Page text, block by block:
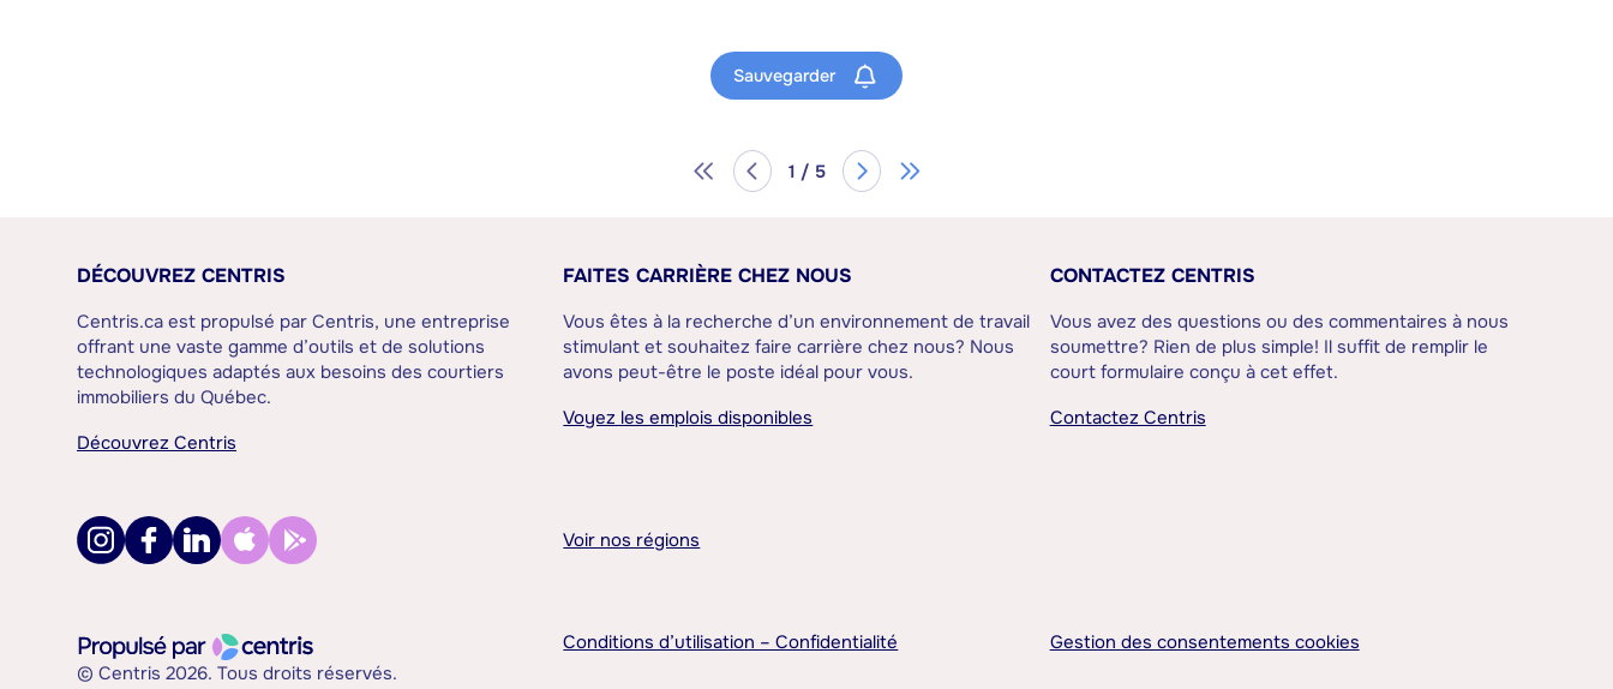
Sauvegarder
1 / 5
DÉCOUVREZ CENTRIS
Centris.ca est propulsé par Centris, une entreprise
offrant une vaste gamme d’outils et de solutions
technologiques adaptés aux besoins des courtiers
immobiliers du Québec.
Découvrez Centris
FAITES CARRIÈRE CHEZ NOUS
Vous êtes à la recherche d’un environnement de travail
stimulant et souhaitez faire carrière chez nous? Nous
avons peut-être le poste idéal pour vous.
Voyez les emplois disponibles
CONTACTEZ CENTRIS
Vous avez des questions ou des commentaires à nous
soumettre? Rien de plus simple! Il suffit de remplir le
court formulaire conçu à cet effet.
Contactez Centris
Voir nos régions
© Centris 2026. Tous droits réservés.
Conditions d’utilisation – Confidentialité Gestion des consentements cookies